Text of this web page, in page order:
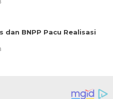
dan BNPP Pacu Realisasi